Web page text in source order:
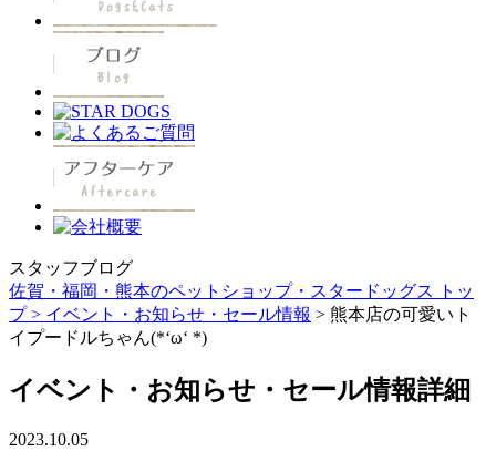
スタッフブログ
佐賀・福岡・熊本のペットショップ・スタードッグス トッ
プ > イベント・お知らせ・セール情報 > 熊本店の可愛いト
イプードルちゃん(*‘ω‘ *)
イベント・お知らせ・セール情報詳細
2023.10.05